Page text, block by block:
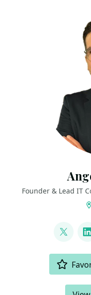
Founder & Lead IT